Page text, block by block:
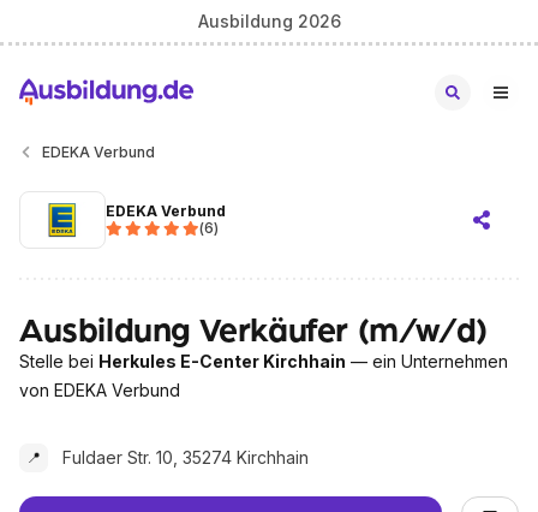
Ausbildung 2026
EDEKA Verbund
EDEKA Verbund
(6)
Ausbildung Verkäufer (m/w/d)
Stelle bei Herkules E-Center Kirchhain — ein Unternehmen
von EDEKA Verbund
📍 Fuldaer Str. 10, 35274 Kirchhain